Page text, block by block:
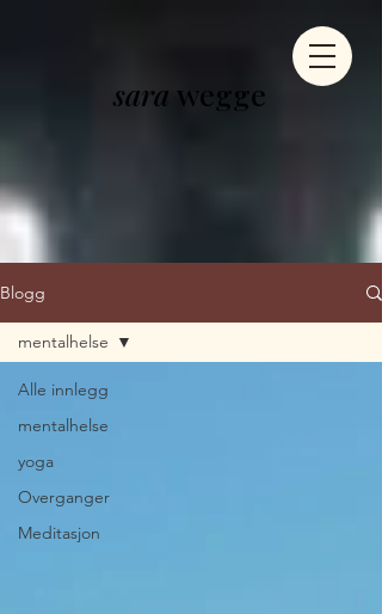
sara wegge
Blogg
Alle innlegg
mentalhelse
yoga
Overganger
Meditasjon
mentalhelse